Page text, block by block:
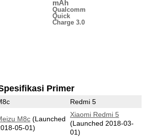
mAh
Qualcomm
Quick
Charge 3.0
Primer
Redmi 5
M8c(Launched
05-01)
Xiaomi Redmi 5
(Launched 2018-03-
01)